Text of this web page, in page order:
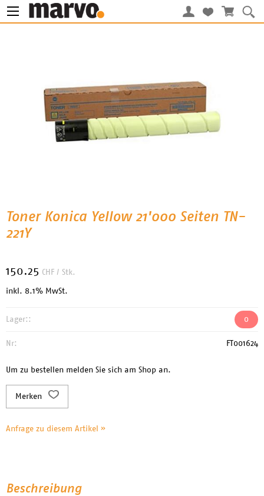
Toner Konica Yellow 21'000 Seiten TN-
221Y
150.25 CHF / Stk.
inkl. 8.1% MwSt.
Lager:: 0
Nr: FT001624
Um zu bestellen melden Sie sich am Shop an.
Merken
Anfrage zu diesem Artikel »
Beschreibung